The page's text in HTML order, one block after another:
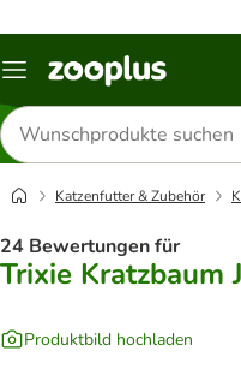
Menü
Produkte
suchen
Katzenfutter & Zubehör
24 Bewertungen für
Trixie Kratzbaum
Produktbild hochladen